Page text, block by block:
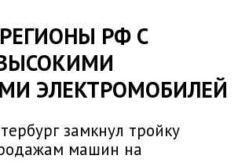
РФ С
ЭЛЕКТРОМОБИЛЕЙ
замкнул тройку
машин на